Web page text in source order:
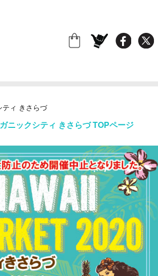
ティ きさらづ
ニックシティ きさらづ TOPページ